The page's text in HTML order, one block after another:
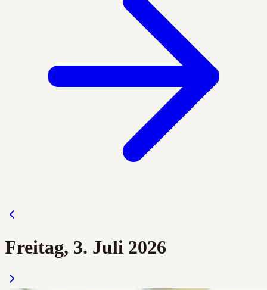
Freitag, 3. Juli 2026